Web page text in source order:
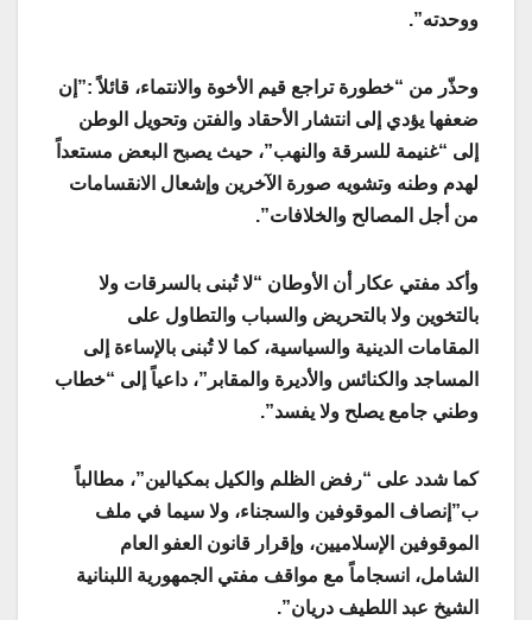
ووحدته”.
وحذّر من “خطورة تراجع قيم الأخوة والانتماء، قائلاً :”إن
ضعفها يؤدي إلى انتشار الأحقاد والفتن وتحويل الوطن
إلى “غنيمة للسرقة والنهب”، حيث يصبح البعض مستعداً
لهدم وطنه وتشويه صورة الآخرين وإشعال الانقسامات
من أجل المصالح والخلافات”.
وأكد مفتي عكار أن الأوطان “لا تُبنى بالسرقات ولا
بالتخوين ولا بالتحريض والسباب والتطاول على
المقامات الدينية والسياسية، كما لا تُبنى بالإساءة إلى
المساجد والكنائس والأديرة والمقابر”، داعياً إلى “خطاب
وطني جامع يصلح ولا يفسد”.
كما شدد على “رفض الظلم والكيل بمكيالين”، مطالباً
ب”إنصاف الموقوفين والسجناء، ولا سيما في ملف
الموقوفين الإسلاميين، وإقرار قانون العفو العام
الشامل، انسجاماً مع مواقف مفتي الجمهورية اللبنانية
الشيخ عبد اللطيف دريان”.